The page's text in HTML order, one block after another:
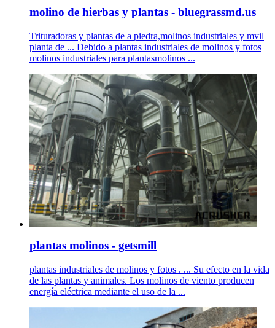
molino de hierbas y plantas - bluegrassmd.us
Trituradoras y plantas de a piedra,molinos industriales y mvil
planta de ... Debido a plantas industriales de molinos y fotos
molinos industriales para plantasmolinos ...
plantas molinos - getsmill
plantas industriales de molinos y fotos . ... Su efecto en la vida
de las plantas y animales. Los molinos de viento producen
energía eléctrica mediante el uso de la ...